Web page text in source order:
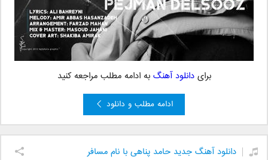
برایدانلود آهنگ به ادامه مطلب مراجعه کنید
ادامه مطلب و دانلود
دانلود آهنگ جدید حامد پناهی با نام مسافر